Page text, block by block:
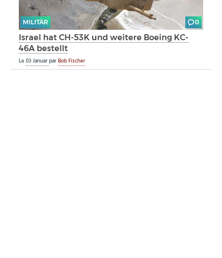
BERUFE
AERO-KULTUR
MILITÄR 0
Israel hat CH-53K und weitere Boeing KC-
46A bestellt
Le03 JanuarparBob Fischer